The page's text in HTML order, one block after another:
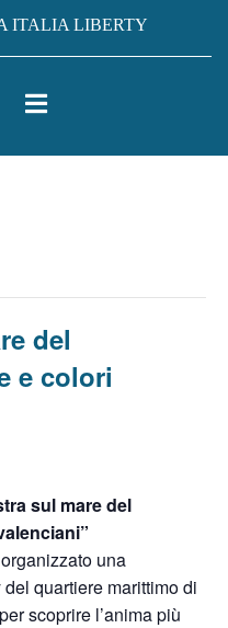
ITALIA LIBERTY
del
e colori
sul mare del
una
quartiere marittimo di
scoprire l’anima più